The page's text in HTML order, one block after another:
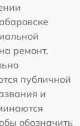
ремонт,
публичной
и
обозначить